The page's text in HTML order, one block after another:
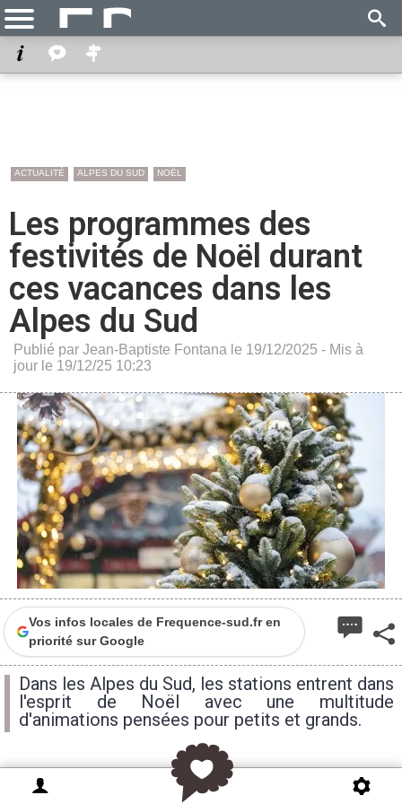
ACTUALITÉ ALPES DU SUD NOËL
Les programmes des
festivités de Noël durant
ces vacances dans les
Alpes du Sud
Publié par Jean-Baptiste Fontana le 19/12/2025 - Mis à
jour le 19/12/25 10:23
Vos infos locales de Frequence-sud.fr en
priorité sur Google
Dans les Alpes du Sud, les stations entrent dans
l'esprit de Noël avec une multitude
d'animations pensées pour petits et grands.
Entre traditions de Noël, spectacles, descentes aux